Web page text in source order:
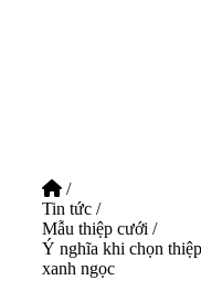
/
Tin tức /
Mẫu thiệp cưới /
Ý nghĩa khi chọn
xanh ngọc